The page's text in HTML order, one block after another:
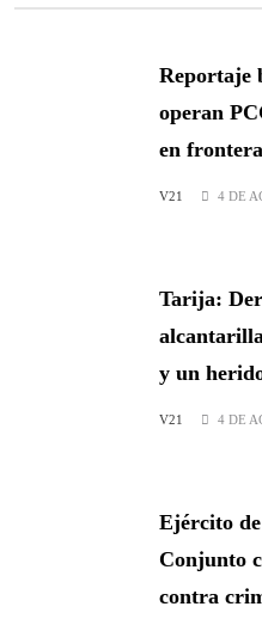
Reportaje
operan
en
V21 4 DE
Tarija:
y un
V21 4 DE
Ejército
Conjunto
contra